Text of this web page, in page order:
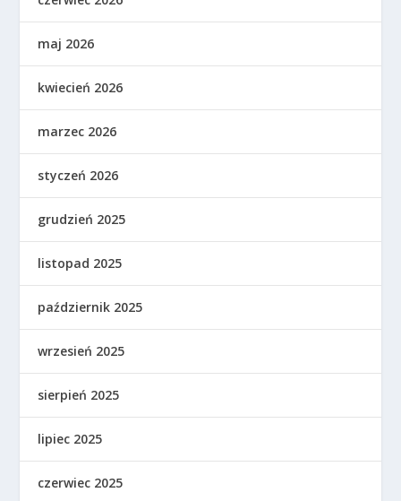
maj 2026
kwiecień 2026
marzec 2026
styczeń 2026
grudzień 2025
listopad 2025
październik 2025
wrzesień 2025
sierpień 2025
lipiec 2025
czerwiec 2025